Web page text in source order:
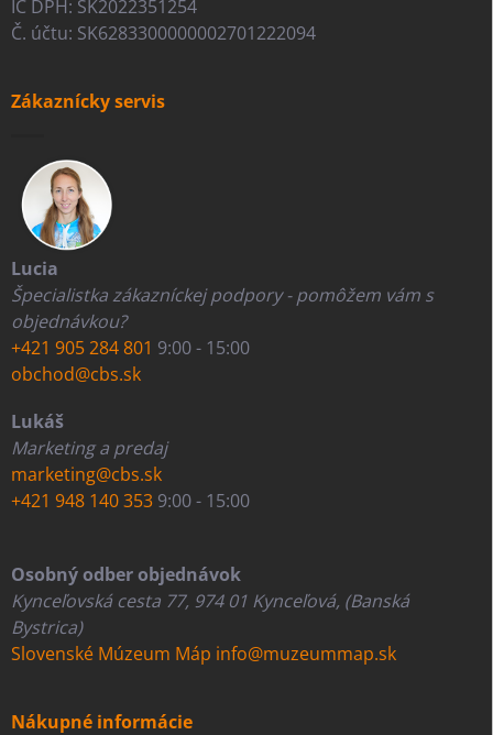
IČ DPH: SK2022351254
Č. účtu: SK6283300000002701222094
Zákaznícky servis
Lucia
Špecialistka zákazníckej podpory - pomôžem vám s
objednávkou?
+421 905 284 801 9:00 - 15:00
obchod@cbs.sk
Lukáš
Marketing a predaj
marketing@cbs.sk
+421 948 140 353 9:00 - 15:00
Osobný odber objednávok
Kynceľovská cesta 77, 974 01 Kynceľová, (Banská
Bystrica)
Slovenské Múzeum Máp info@muzeummap.sk
Nákupné informácie